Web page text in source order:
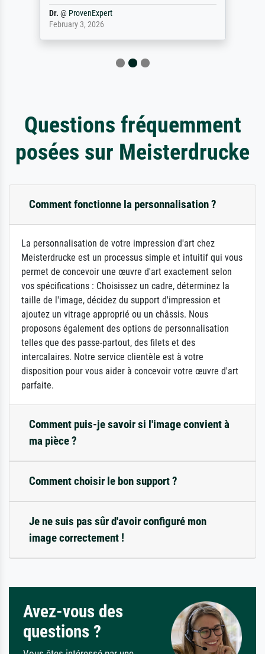
Dr. @ ProvenExpert
February 3, 2026
Questions fréquemment
posées sur Meisterdrucke
Comment fonctionne la personnalisation ?
La personnalisation de votre impression d'art chez
Meisterdrucke est un processus simple et intuitif qui vous
permet de concevoir une œuvre d'art exactement selon
vos spécifications : Choisissez un cadre, déterminez la
taille de l'image, décidez du support d'impression et
ajoutez un vitrage approprié ou un châssis. Nous
proposons également des options de personnalisation
telles que des passe-partout, des filets et des
intercalaires. Notre service clientèle est à votre
disposition pour vous aider à concevoir votre œuvre d'art
parfaite.
Comment puis-je savoir si l'image convient à
ma pièce ?
Comment choisir le bon support ?
Je ne suis pas sûr d'avoir configuré mon
image correctement !
Avez-vous des
questions ?